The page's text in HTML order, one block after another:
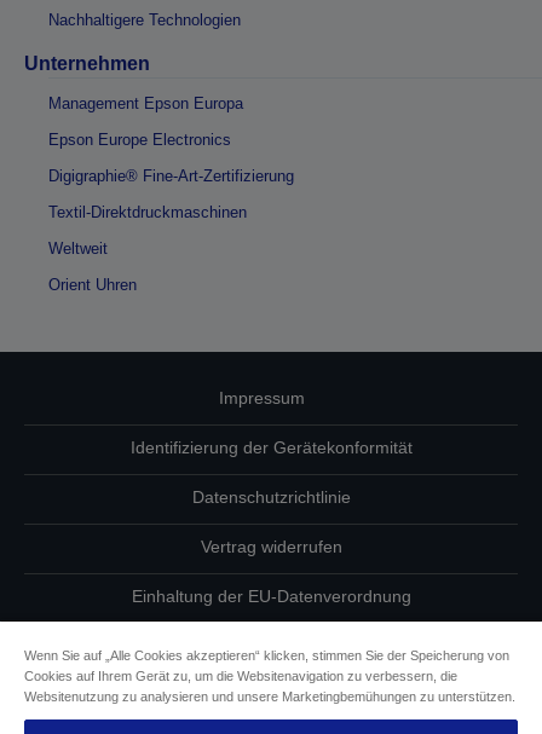
Nachhaltigere Technologien
Unternehmen
Management Epson Europa
Epson Europe Electronics
Digigraphie® Fine-Art-Zertifizierung
Textil-Direktdruckmaschinen
Weltweit
Orient Uhren
Impressum
Identifizierung der Gerätekonformität
Datenschutzrichtlinie
Vertrag widerrufen
Einhaltung der EU-Datenverordnung
Informationen zu Cookies
Wenn Sie auf „Alle Cookies akzeptieren“ klicken, stimmen Sie der Speicherung von
Cookies auf Ihrem Gerät zu, um die Websitenavigation zu verbessern, die
Websitenutzung zu analysieren und unsere Marketingbemühungen zu unterstützen.